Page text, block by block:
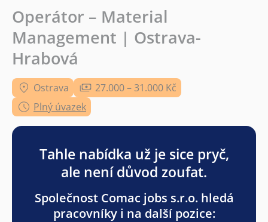
Operátor – Material
Management | Ostrava-
Hrabová
Ostrava
27.000 – 31.000 Kč
Plný úvazek
Tahle nabídka už je sice pryč,
ale není důvod zoufat.
Společnost Comac jobs s.r.o. hledá
pracovníky i na další pozice: